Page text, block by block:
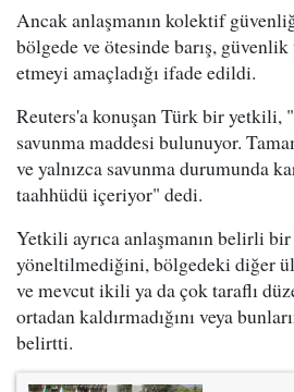
Ancak anlaşmanın kolektif
bölgede ve ötesinde barış,
etmeyi amaçladığı ifade edildi.
Reuters'a konuşan Türk bir yetkili,
savunma maddesi bulunuyor.
ve yalnızca savunma durumunda
taahhüdü içeriyor" dedi.
Yetkili ayrıca anlaşmanın belirli bir
yöneltilmediğini, bölgedeki diğer
ve mevcut ikili ya da çok taraflı
ortadan kaldırmadığını veya
belirtti.